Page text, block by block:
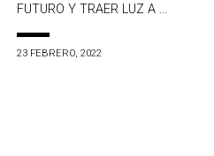
FUTURO Y TRAER LUZ A ...
23 FEBRERO, 2022